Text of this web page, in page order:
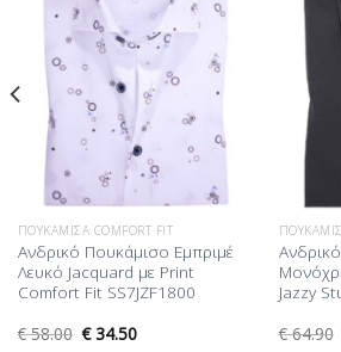
ΠΟΥΚΆΜΙΣΑ COMFORT FIT
Ανδρικό Πουκάμισο Εμπριμέ
Λευκό Jacquard με Print
Comfort Fit SS7JZF1800
€58.00 €34.50
Jazzy
€64.90